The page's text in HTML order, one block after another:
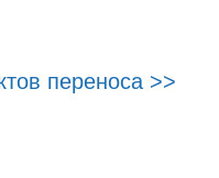
переноса >>